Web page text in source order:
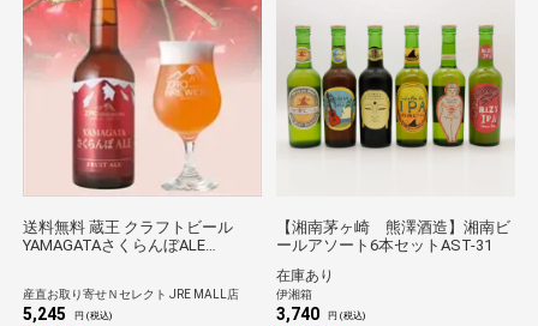
送料無料 蔵王 クラフトビール
YAMAGATAさくらんぼALE
産直お取り寄せＮセレクト JRE MALL店
5,245 円 (税込)
【湘南茅ヶ崎 熊澤酒造】湘南ビ
ールアソート6本セットAST-31
在庫あり
伊湘箱
3,740 円 (税込)